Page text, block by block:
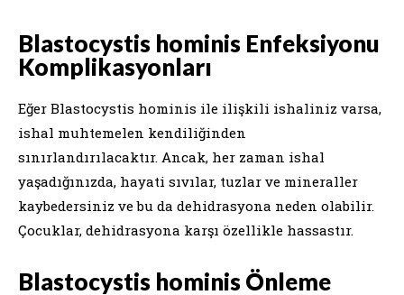
Blastocystis hominis Enfeksiyonu
Komplikasyonları
Eğer Blastocystis hominis ile ilişkili ishaliniz varsa,
ishal muhtemelen kendiliğinden
sınırlandırılacaktır. Ancak, her zaman ishal
yaşadığınızda, hayati sıvılar, tuzlar ve mineraller
kaybedersiniz ve bu da dehidrasyona neden olabilir.
Çocuklar, dehidrasyona karşı özellikle hassastır.
Blastocystis hominis Önleme